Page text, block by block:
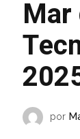
Mar
por